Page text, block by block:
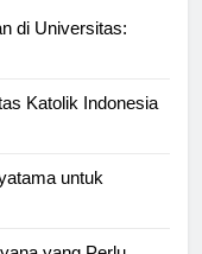
di Universitas:
Katolik Indonesia
untuk